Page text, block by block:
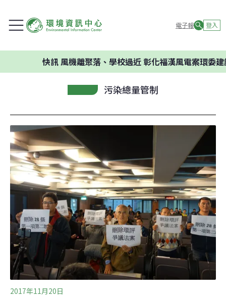
電子報 登入
風機離聚落、學校過近 彰化福漢風電案環委建議不應
污染總量管制
2017年11月20日